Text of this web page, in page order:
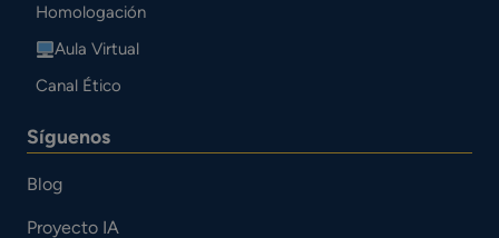
Homologación
Aula Virtual
Canal Ético
Síguenos
Blog
Proyecto IA